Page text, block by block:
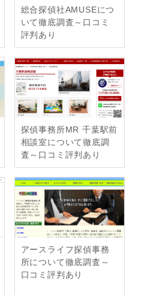
総合探偵社AMUSEにつ
いて徹底調査～口コミ
評判あり
探偵事務所MR 千葉駅前
相談室について徹底調
査～口コミ評判あり
アースライフ探偵事務
所について徹底調査～
口コミ評判あり